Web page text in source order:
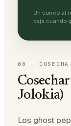
Un correo al
baja cuando
08 · COSECHA
Jolokia)
Los ghost